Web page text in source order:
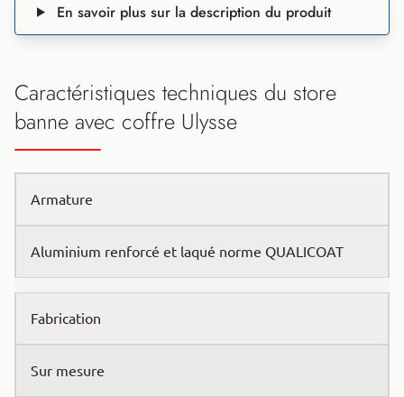
En savoir plus sur la description du produit
Caractéristiques techniques du store
banne avec coffre Ulysse
Armature
Aluminium renforcé et laqué norme QUALICOAT
Fabrication
Sur mesure